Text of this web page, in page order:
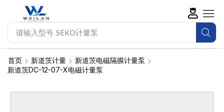
请输入型号 SEKO计量泵
首页 新道茨计量
新道茨电磁隔膜计量泵
新道茨DC-12-07-X电磁计量泵